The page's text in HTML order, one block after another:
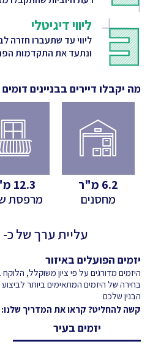
ליווי דיגיטלי
ליווי עד שתעברו חזרה
ונתעד את התקדמות
מה יקבלו דיירים בבניינים
6.2 מ"ר
מחסנים
12.3
מרפסת
עליית ערך של כ-
יזמים הפועלים באיזור
היזמים מדורגים על פי ציון משוקלל,
בחירה של היזמים המתאימים ביותר
הבנין שלכם
קשה להחליט? קראו את המדריך שלנו:
יזמים בעיר